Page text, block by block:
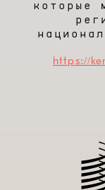
которые
https://